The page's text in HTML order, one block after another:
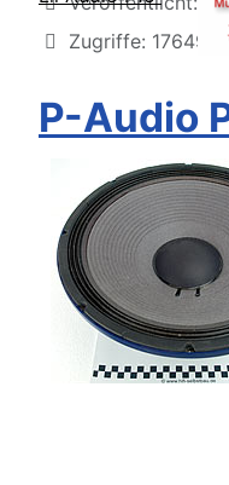
Zugriffe: 17649
P-Audio